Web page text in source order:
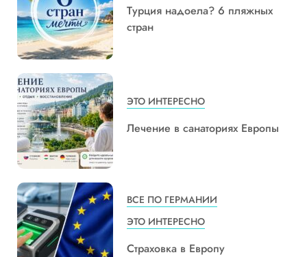
Турция надоела? 6 пляжных
стран
ЭТО ИНТЕРЕСНО
Лечение в санаториях Европы
ВСЕ ПО ГЕРМАНИИ
ЭТО ИНТЕРЕСНО
Страховка в Европу